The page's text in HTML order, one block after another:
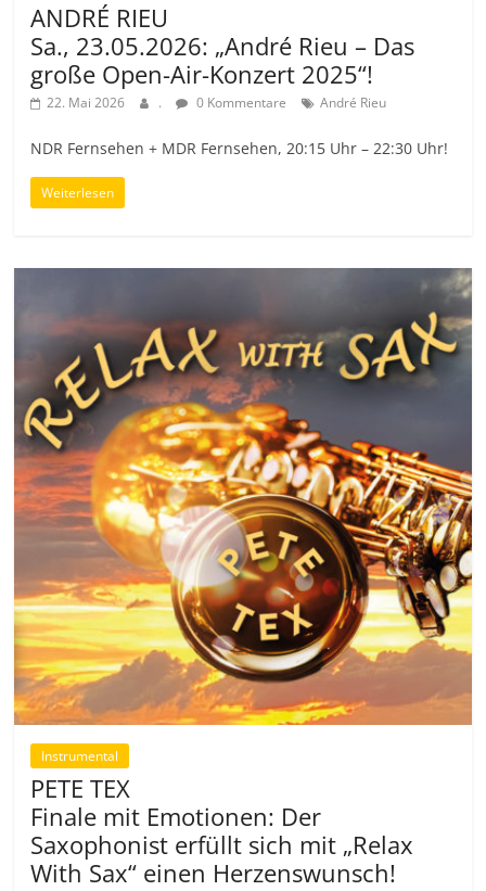
ANDRÉ RIEU
Sa., 23.05.2026: „André Rieu – Das
große Open-Air-Konzert 2025“!
22. Mai 2026 . 0 Kommentare André Rieu
NDR Fernsehen + MDR Fernsehen, 20:15 Uhr – 22:30 Uhr!
Weiterlesen
Instrumental
PETE TEX
Finale mit Emotionen: Der
Saxophonist erfüllt sich mit „Relax
With Sax“ einen Herzenswunsch!